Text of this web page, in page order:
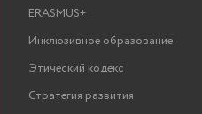
ERASMUS+
Инклюзивное образование
Этический кодекс
Стратегия развития